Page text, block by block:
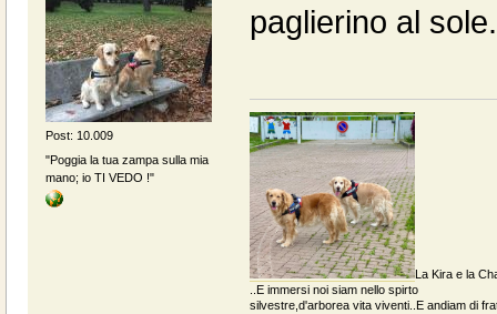
Post: 10.009
"Poggia la tua zampa sulla mia
mano; io TI VEDO !"
paglierino al
La Kira e la
..E immersi noi siam nello spirto
silvestre,d'arborea vita viventi..E andiam di